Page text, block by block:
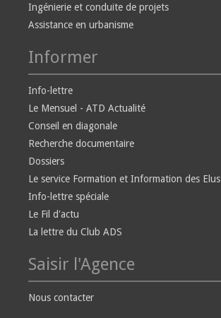
Ingénierie et conduite de projets
Assistance en urbanisme
Informer
Info-lettre
Le Mensuel - ATD Actualité
Conseil en diagonale
Recherche documentaire
Dossiers
Le service Formation et Information des Elus
Info-lettre spéciale
Le Fil d'actu
La lettre du Club ADS
Saisir l'Agence
Nous contacter